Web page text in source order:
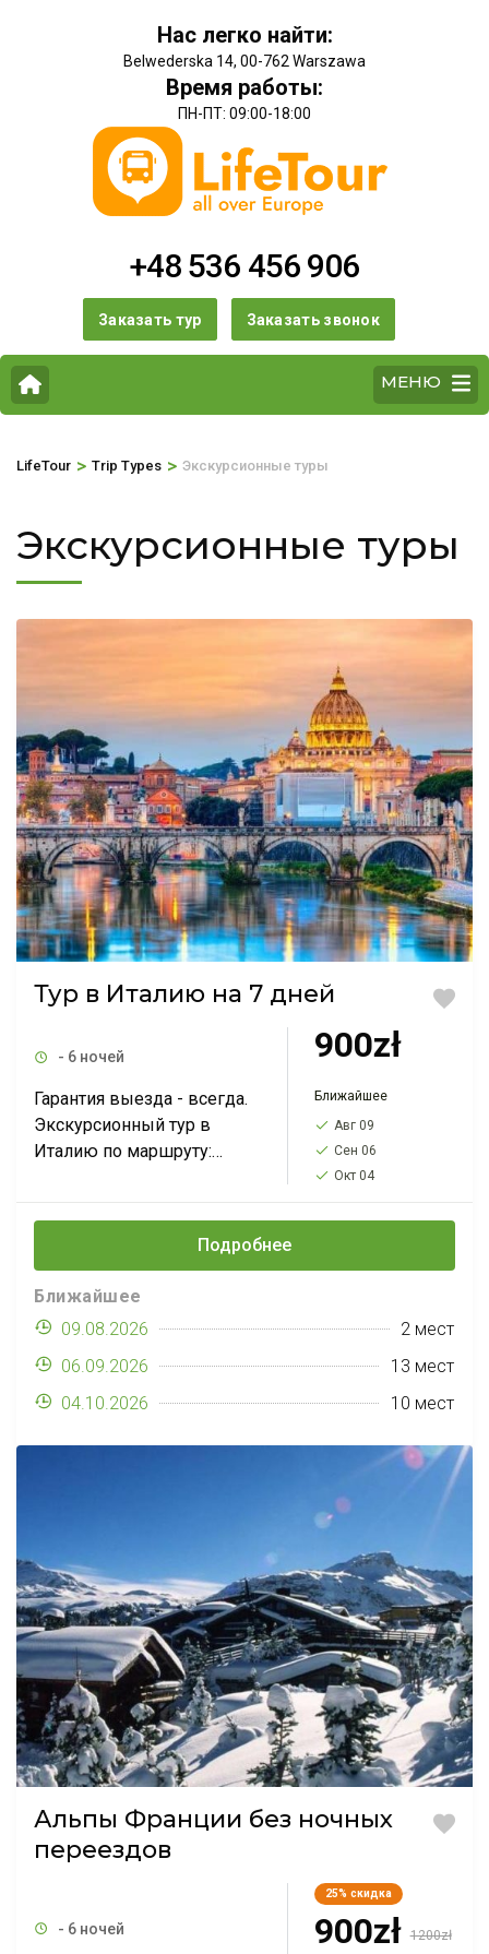
Нас легко найти:
Belwederska 14, 00-762 Warszawa
Время работы:
ПН-ПТ: 09:00-18:00
+48 536 456 906
Заказать тур Заказать звонок
МЕНЮ
LifeTour > Trip Types > Экскурсионные туры
Экскурсионные туры
Тур в Италию на 7 дней
- 6 ночей
Гарантия выезда - всегда.
Экскурсионный тур в
Италию по маршруту:
Джиминьяно*-Рим-Падуя-
Ватикан-Венеция-Брно*-
Краков*. Тур на 7 дней с
воскресеньям за 900 PLN.
Вы увидите 'золотой...
900zł
Ближайшее
Авг 09
Сен 06
Окт 04
Подробнее
Ближайшее
09.08.2026
2 мест
06.09.2026
13 мест
04.10.2026
10 мест
Альпы Франции без ночных
переездов
- 6 ночей
25% скидка
900zł 1200zł